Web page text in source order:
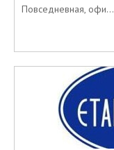
Повседневная, офи...